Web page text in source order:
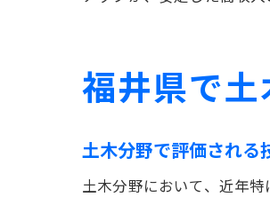
福井県で
土木分野で評価される
土木分野において、近年